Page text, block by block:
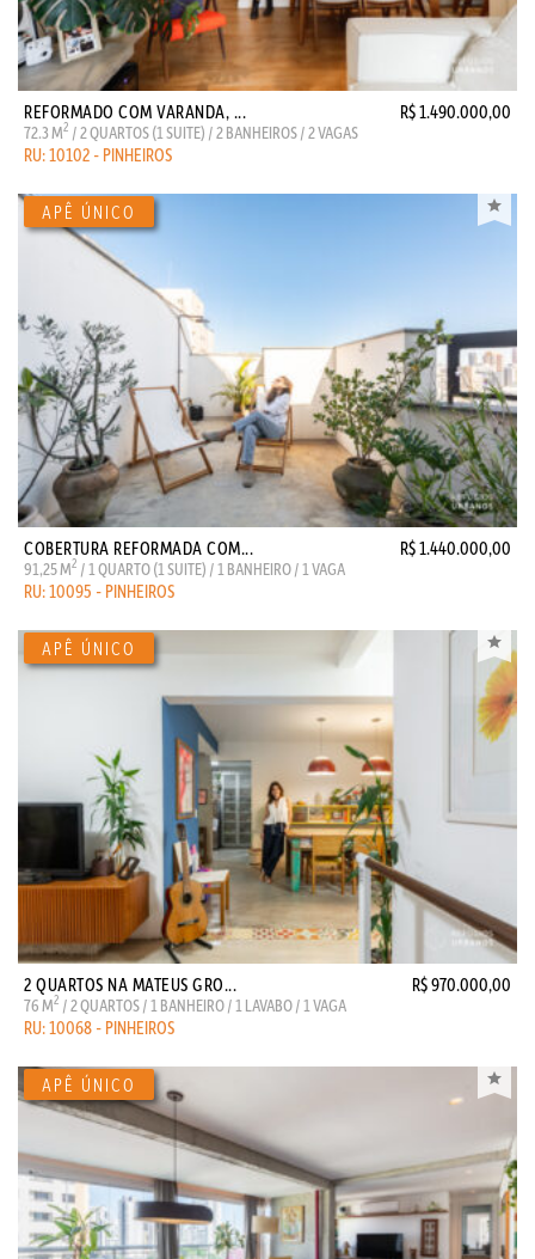
REFORMADO COM VARANDA, ... R$ 1.490.000,00
72.3 M2 / 2 QUARTOS (1 SUITE) / 2 BANHEIROS / 2 VAGAS
RU: 10102 - PINHEIROS
COBERTURA REFORMADA COM... R$ 1.440.000,00
91,25 M2 / 1 QUARTO (1 SUITE) / 1 BANHEIRO / 1 VAGA
RU: 10095 - PINHEIROS
2 QUARTOS NA MATEUS GRO... R$ 970.000,00
76 M2 / 2 QUARTOS / 1 BANHEIRO / 1 LAVABO / 1 VAGA
RU: 10068 - PINHEIROS